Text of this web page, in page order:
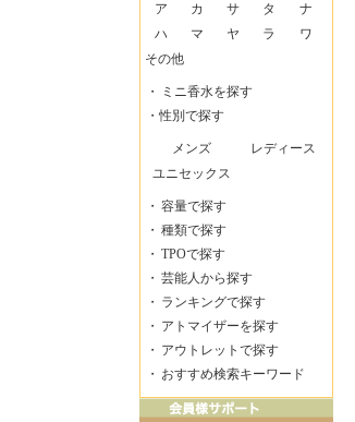
ア カ サ タ
ナ
ハ
マ ヤ ラ
ワ
その他
・
ミニ香水を探す
・性別で探す
メンズ
レディース
ユニセックス
・ 容量で探す
・ 種類で探す
・ TPOで探す
・ 芸能人から探す
・ ランキングで探す
・ アトマイザーを探す
・ アウトレットで探す
・ おすすめ検索キーワード